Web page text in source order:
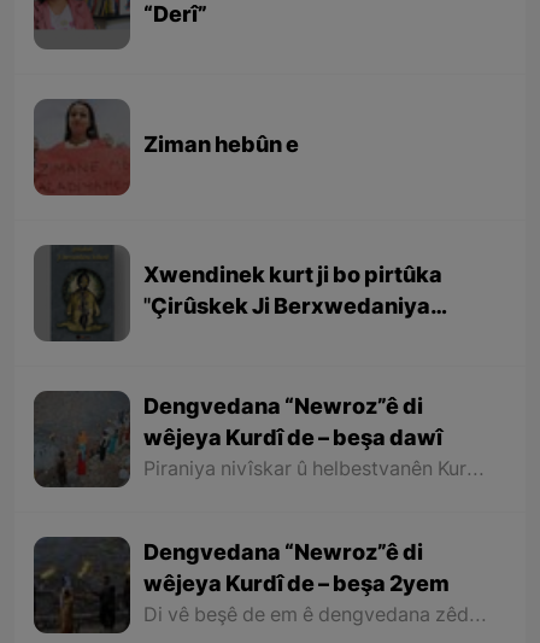
“Derî”
Ziman hebûn e
Xwendinek kurt ji bo pirtûka
''Çirûskek Ji Berxwedaniya
Dengvedana “Newroz”ê di
wêjeya Kurdî de – beşa dawî
Piraniya nivîskar û helbestvanên Kurd di helbest û deqên xwe de behsa Newrozê kirine ku ji ber nebûna derfetê em ê tenê îşareyê bi çend mînak ji helbestên wan bikin. Di dawiyê de ez dixwazim bibêjim ku helbestvanên wek “Muxlîs, Ewnî, Hejar, Zarî, Elî Heseniyanî, Jîla Huseynî, Mihemed Salih Dîlan, Esîrî, Nasir Axabira, Celal Melekşa, Şêrko Bêkes û Ebdulah Paşêw” û hwd, di çend helbestên xwe de behsa Newrozê kirine û bal kişandine ser Kurdistanîbûna Newrozê.
Dengvedana “Newroz”ê di
wêjeya Kurdî de – beşa 2yem
Di vê beşê de em ê dengvedana zêdetir a Newrozê di helbest û deqên Kurdî de rabixine ber çavan. Herwisa pêwîst e em îşare bi wê yekê jî bikin ku tevî wê ku em di vê gotarê de dengvedana “Newroz”ê di edebiyata Kurdî de dibînin, em ê hin nivîskar û helbestvanên xwe binêrin ku mixabin navê hin ji wan hatiye jibîrkirin.